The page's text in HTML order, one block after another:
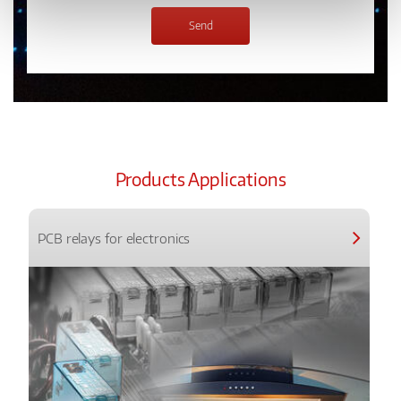
Products Applications
PCB relays for electronics